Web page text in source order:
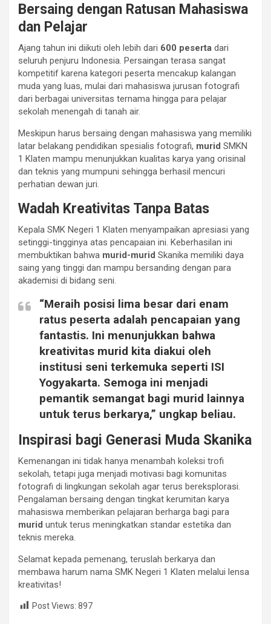
Bersaing dengan Ratusan Mahasiswa
dan Pelajar
Ajang tahun ini diikuti oleh lebih dari 600 peserta dari
seluruh penjuru Indonesia. Persaingan terasa sangat
kompetitif karena kategori peserta mencakup kalangan
muda yang luas, mulai dari mahasiswa jurusan fotografi
dari berbagai universitas ternama hingga para pelajar
sekolah menengah di tanah air.
Meskipun harus bersaing dengan mahasiswa yang memiliki
latar belakang pendidikan spesialis fotografi, murid SMKN
1 Klaten mampu menunjukkan kualitas karya yang orisinal
dan teknis yang mumpuni sehingga berhasil mencuri
perhatian dewan juri.
Wadah Kreativitas Tanpa Batas
Kepala SMK Negeri 1 Klaten menyampaikan apresiasi yang
setinggi-tingginya atas pencapaian ini. Keberhasilan ini
membuktikan bahwa murid-murid Skanika memiliki daya
saing yang tinggi dan mampu bersanding dengan para
akademisi di bidang seni.
“Meraih posisi lima besar dari enam
ratus peserta adalah pencapaian yang
fantastis. Ini menunjukkan bahwa
kreativitas murid kita diakui oleh
institusi seni terkemuka seperti ISI
Yogyakarta. Semoga ini menjadi
pemantik semangat bagi murid lainnya
untuk terus berkarya,” ungkap beliau.
Inspirasi bagi Generasi Muda Skanika
Kemenangan ini tidak hanya menambah koleksi trofi
sekolah, tetapi juga menjadi motivasi bagi komunitas
fotografi di lingkungan sekolah agar terus bereksplorasi.
Pengalaman bersaing dengan tingkat kerumitan karya
mahasiswa memberikan pelajaran berharga bagi para
murid untuk terus meningkatkan standar estetika dan
teknis mereka.
Selamat kepada pemenang, teruslah berkarya dan
membawa harum nama SMK Negeri 1 Klaten melalui lensa
kreativitas!
Post Views: 897